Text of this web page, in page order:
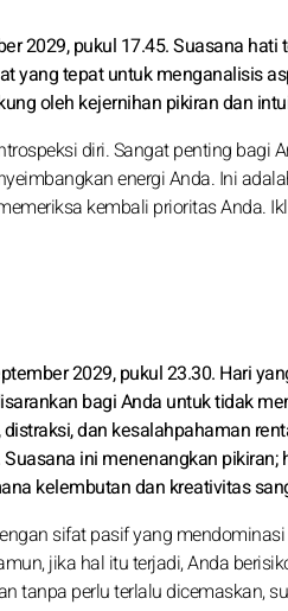
2029, pukul 17.45. Suasana
yang tepat untuk menganalisis
oleh kejernihan pikiran dan
diri. Sangat penting bagi
energi Anda. Ini
kembali prioritas Anda.
2029, pukul 23.30. Hari
bagi Anda untuk tidak
dan kesalahpahaman
ini menenangkan pikiran;
kelembutan dan kreativitas
sifat pasif yang
jika hal itu terjadi, Anda
tanpa perlu terlalu dicemaskan,